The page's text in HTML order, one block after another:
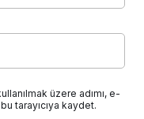
üzere adımı, e-
tarayıcıya kaydet.